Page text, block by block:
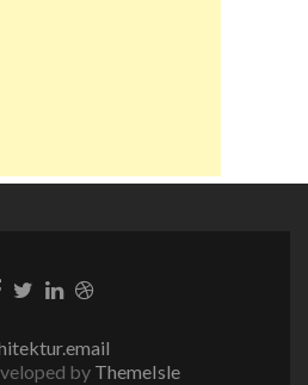
Twitter-
LinkedIn-
Dribble-
by ThemeIsle